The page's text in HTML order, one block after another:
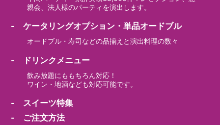
親会、法人様のパーティを演出します。
- ケータリングオプション・単品オードブル
オードブル・寿司などの品揃えと演出料理の数々
- ドリンクメニュー
飲み放題にももちろん対応！
ワイン・地酒なども対応可能です。
- スイーツ特集
- ご注文方法